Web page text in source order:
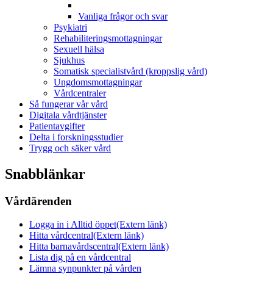
Vanliga frågor och svar
Psykiatri
Rehabiliteringsmottagningar
Sexuell hälsa
Sjukhus
Somatisk specialistvård (kroppslig vård)
Ungdomsmottagningar
Vårdcentraler
Så fungerar vår vård
Digitala vårdtjänster
Patientavgifter
Delta i forskningsstudier
Trygg och säker vård
Snabblänkar
Vårdärenden
Logga in i Alltid öppet(Extern länk)
Hitta vårdcentral(Extern länk)
Hitta barnavårdscentral(Extern länk)
Lista dig på en vårdcentral
Lämna synpunkter på vården